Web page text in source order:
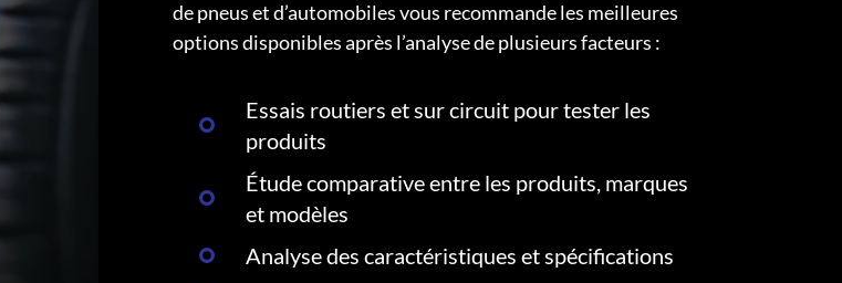
de pneus et d’automobiles vous recommande les meilleures
options disponibles après l’analyse de plusieurs facteurs :
Essais routiers et sur circuit pour tester les
produits
Étude comparative entre les produits, marques
et modèles
Analyse des caractéristiques et spécifications